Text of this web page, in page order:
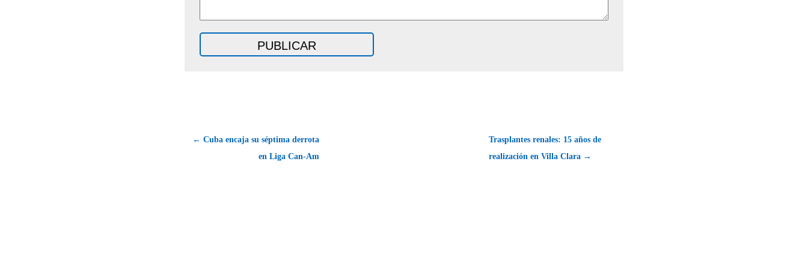
← Cuba encaja su séptima derrota
en Liga Can-Am
Trasplantes renales: 15 años de
realización en Villa Clara →